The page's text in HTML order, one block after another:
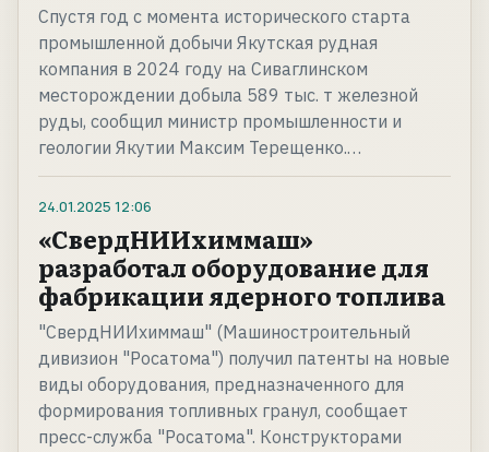
Спустя год с момента исторического старта
промышленной добычи Якутская рудная
компания в 2024 году на Сиваглинском
месторождении добыла 589 тыc. т железной
руды, сообщил министр промышленности и
геологии Якутии Максим Терещенко.…
24.01.2025 12:06
«СвердНИИхиммаш»
разработал оборудование для
фабрикации ядерного топлива
"СвердНИИхиммаш" (Машиностроительный
дивизион "Росатома") получил патенты на новые
виды оборудования, предназначенного для
формирования топливных гранул, сообщает
пресс-служба "Росатома". Конструкторами